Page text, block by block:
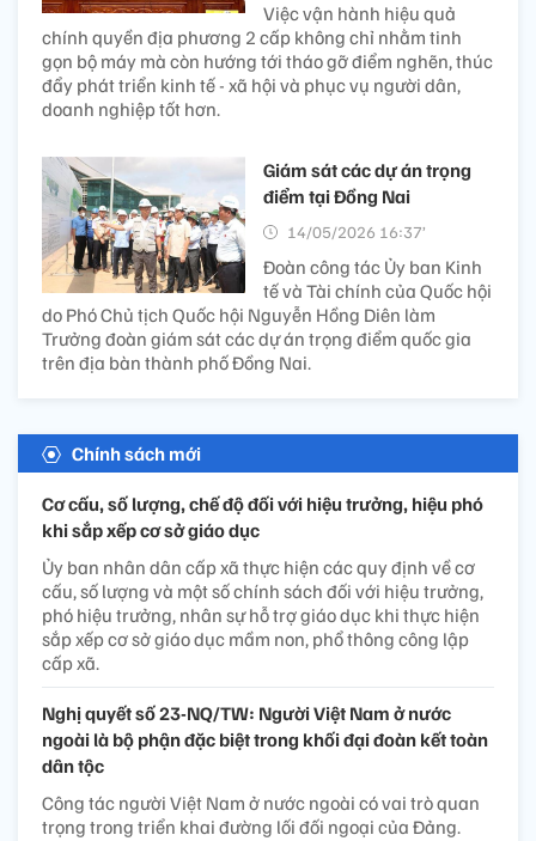
Việc vận hành hiệu quả
chính quyền địa phương 2 cấp không chỉ nhằm tinh
gọn bộ máy mà còn hướng tới tháo gỡ điểm nghẽn, thúc
đẩy phát triển kinh tế - xã hội và phục vụ người dân,
doanh nghiệp tốt hơn.
Giám sát các dự án trọng
điểm tại Đồng Nai
14/05/2026 16:37’
Đoàn công tác Ủy ban Kinh
tế và Tài chính của Quốc hội
do Phó Chủ tịch Quốc hội Nguyễn Hồng Diên làm
Trưởng đoàn giám sát các dự án trọng điểm quốc gia
trên địa bàn thành phố Đồng Nai.
Chính sách mới
Cơ cấu, số lượng, chế độ đối với hiệu trưởng, hiệu phó
khi sắp xếp cơ sở giáo dục
Ủy ban nhân dân cấp xã thực hiện các quy định về cơ
cấu, số lượng và một số chính sách đối với hiệu trưởng,
phó hiệu trưởng, nhân sự hỗ trợ giáo dục khi thực hiện
sắp xếp cơ sở giáo dục mầm non, phổ thông công lập
cấp xã.
Nghị quyết số 23-NQ/TW: Người Việt Nam ở nước
ngoài là bộ phận đặc biệt trong khối đại đoàn kết toàn
dân tộc
Công tác người Việt Nam ở nước ngoài có vai trò quan
trọng trong triển khai đường lối đối ngoại của Đảng.